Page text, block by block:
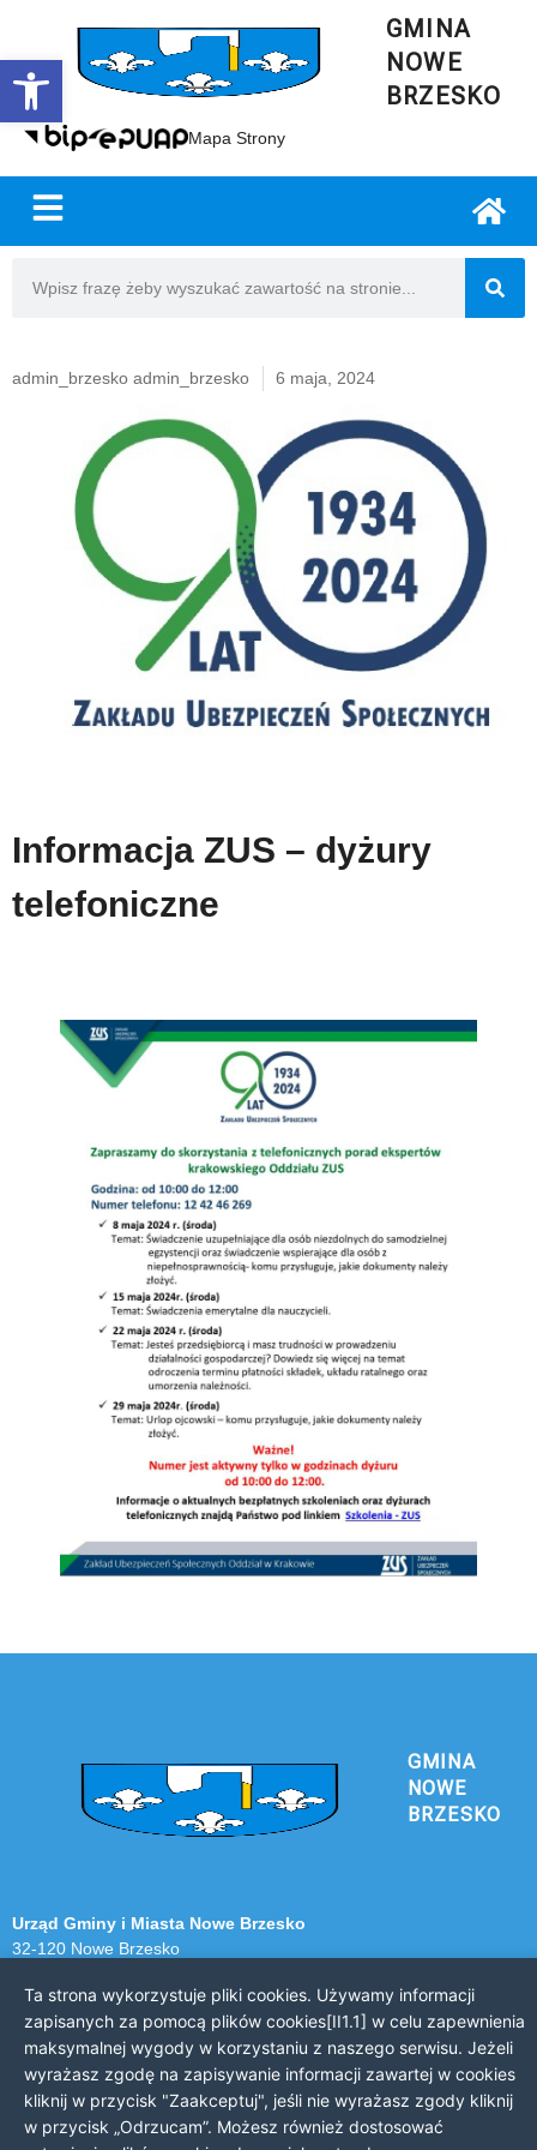
Open toolbar
GMINA
NOWE
BRZESKO
Mapa Strony
admin_brzesko admin_brzesko 6 maja, 2024
Informacja ZUS – dyżury
telefoniczne
GMINA
NOWE
BRZESKO
Urząd Gminy i Miasta Nowe Brzesko
32-120 Nowe Brzesko
KONTAKT Z URZĘDEM
Telefon: 12 385 20 94
Faks: 12 385 03 55
Email: sekretariat@nowe-brzesko.pl
Ta strona wykorzystuje pliki cookies. Używamy informacji
zapisanych za pomocą plików cookies[II1.1] w celu zapewnienia
maksymalnej wygody w korzystaniu z naszego serwisu. Jeżeli
wyrażasz zgodę na zapisywanie informacji zawartej w cookies
kliknij w przycisk "Zaakceptuj", jeśli nie wyrażasz zgody kliknij
w przycisk „Odrzucam”. Możesz również dostosować